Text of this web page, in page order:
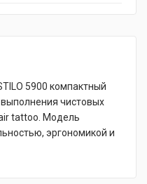
5900 компактный
чистовых
tattoo. Модель
эргономикой и